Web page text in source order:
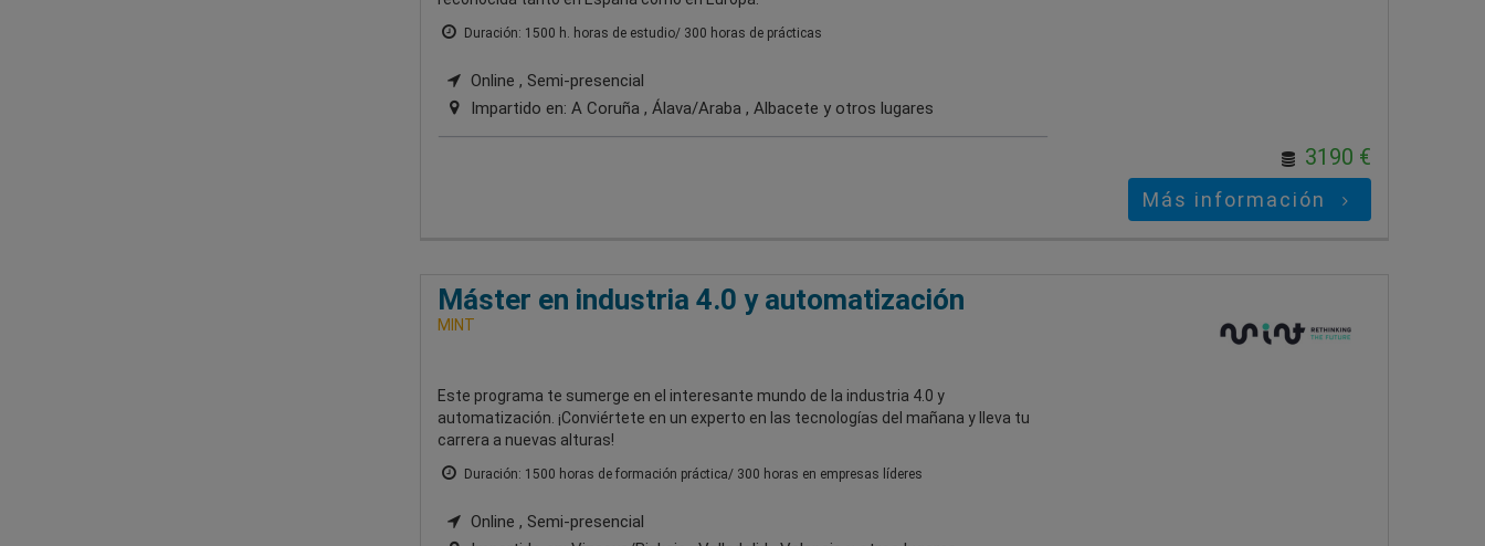
Duración: 1500 h. horas de estudio/ 300 horas de prácticas
Online , Semi-presencial
Impartido en: A Coruña , Álava/Araba , Albacete y otros lugares
3190 €
Más información
Máster en industria 4.0 y automatización
MINT
Este programa te sumerge en el interesante mundo de la industria 4.0 y
automatización. ¡Conviértete en un experto en las tecnologías del mañana y lleva tu
carrera a nuevas alturas!
Duración: 1500 horas de formación práctica/ 300 horas en empresas líderes
Online , Semi-presencial